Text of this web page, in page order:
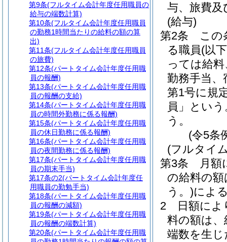
与、旅費
(給与)
第2条
この
る職員(以
っては給
勤務手当、
第1号に規
員」という
う。
(令5条
(フルタイ
第3条
月額
の給料の額
う。)によ
2
日額に
料の額は
端数を生
第9条(フルタイム会計年度任用職員の
給与の端数計算)
第10条(フルタイム会計年度任用職員
の勤務1時間当たりの給料の額の算
出)
第11条(フルタイム会計年度任用職員
の旅費)
第12条(パートタイム会計年度任用職
員の報酬)
第13条(パートタイム会計年度任用職
員の報酬の支給)
第14条(パートタイム会計年度任用職
員の時間外勤務に係る報酬)
第15条(パートタイム会計年度任用職
員の休日勤務に係る報酬)
第16条(パートタイム会計年度任用職
員の夜間勤務に係る報酬)
第17条(パートタイム会計年度任用職
員の期末手当)
第17条の2(パートタイム会計年度任
用職員の勤勉手当)
第18条(パートタイム会計年度任用職
員の報酬の減額)
第19条(パートタイム会計年度任用職
員の報酬の端数計算)
第20条(パートタイム会計年度任用職